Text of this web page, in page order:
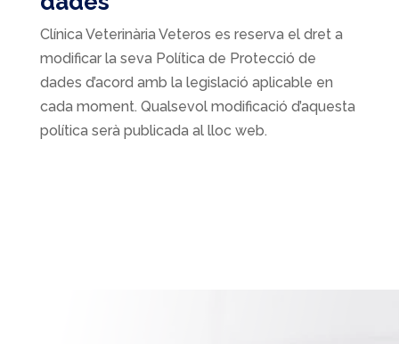
Clínica Veterinària Veteros es reserva el dret a
modificar la seva Política de Protecció de
dades d’acord amb la legislació aplicable en
cada moment. Qualsevol modificació d’aquesta
política serà publicada al lloc web.